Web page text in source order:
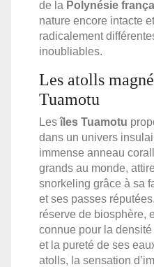
de la Polynésie
nature encore intacte
radicalement
inoubliables.
Les atolls
Tuamotu
Lesîles Tuamotu
dans un univers
immense anneau
grands au monde,
snorkeling grâce à sa
et ses passes réputées.
réserve de biosphère,
connue pour la
et la pureté de ses
atolls, la sensation